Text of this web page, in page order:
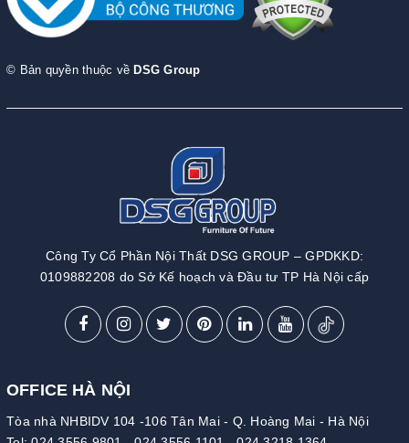
© Bản quyền thuộc về DSG Group
Công Ty Cổ Phần Nội Thất DSG GROUP – GPDKKD:
0109882208 do Sở Kế hoạch và Đầu tư TP Hà Nội cấp
OFFICE HÀ NỘI
Tòa nhà NHBIDV 104 -106 Tân Mai - Q. Hoàng Mai - Hà Nội